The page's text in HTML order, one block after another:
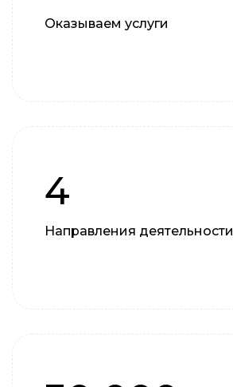
Оказываем услуги
4
Направления деятельности